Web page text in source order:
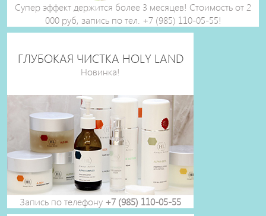
Супер эффект держится более 3 месяцев! Стоимость от 2
000 руб, запись по тел. +7 (985) 110-05-55!
ГЛУБОКАЯ ЧИСТКА HOLY LAND
Новинка!
Запись по телефону +7 (985) 110-05-55